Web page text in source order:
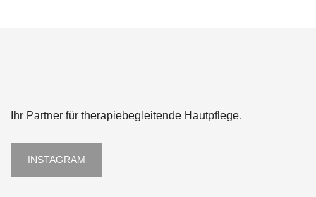
Ihr Partner für therapiebegleitende Hautpflege.
INSTAGRAM